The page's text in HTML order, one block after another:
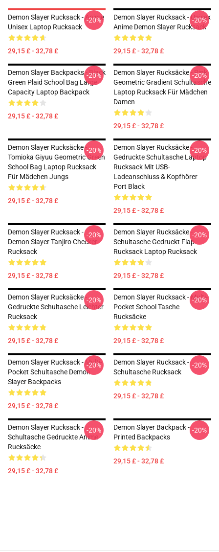
Demon Slayer Rucksack - Anime
Unisex Laptop Rucksack
29,15 £ - 32,78 £
-20%
Demon Slayer Rucksack - Unisex
Anime Demon Slayer Rucksack
29,15 £ - 32,78 £
-20%
Demon Slayer Backpacks - Black
Green Plaid School Bag Large
Capacity Laptop Backpack
29,15 £ - 32,78 £
-20%
Demon Slayer Rucksäcke - Pink
Geometric Gradient Schultasche
Laptop Rucksack Für Mädchen
Damen
29,15 £ - 32,78 £
-20%
Demon Slayer Rucksäcke -
Tomioka Giyuu Geometric Green
School Bag Laptop Rucksack
Für Mädchen Jungs
29,15 £ - 32,78 £
-20%
Demon Slayer Rucksäcke -
Gedruckte Schultasche Laptop
Rucksack Mit USB-
Ladeanschluss & Kopfhörer
Port Black
29,15 £ - 32,78 £
-20%
Demon Slayer Rucksack -
Demon Slayer Tanjiro Checker
Rucksack
29,15 £ - 32,78 £
-20%
Demon Slayer Rucksäcke -
Schultasche Gedruckt Flap
Rucksack Laptop Rucksack
29,15 £ - 32,78 £
-20%
Demon Slayer Rucksäcke -
Gedruckte Schultasche Leichter
Rucksack
29,15 £ - 32,78 £
-20%
Demon Slayer Rucksack - Multi-
Pocket School Tasche
Rucksäcke
29,15 £ - 32,78 £
-20%
Demon Slayer Rucksack - Multi-
Pocket Schultasche Demon
Slayer Backpacks
29,15 £ - 32,78 £
-20%
Demon Slayer Rucksack -
Schultasche Rucksack
29,15 £ - 32,78 £
-20%
Demon Slayer Rucksack -
Schultasche Gedruckte Anime
Rucksäcke
29,15 £ - 32,78 £
-20%
Demon Slayer Backpack -
Printed Backpacks
29,15 £ - 32,78 £
-20%